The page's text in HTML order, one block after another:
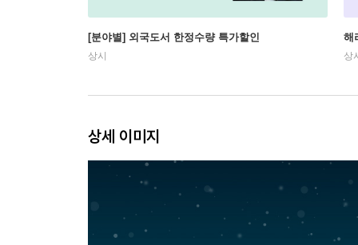
[분야별] 외국도서 한정수량 특가할인
상시
해
상
상세 이미지